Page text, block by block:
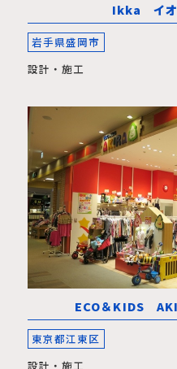
Ikka イオ
岩手県盛岡市
設計・施工
ECO＆KIDS
東京都江東区
設計・施工